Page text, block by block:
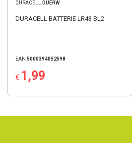
DURACELL DUERW
DURACELL BATTERIE LR43 BL2
EAN 5000394052598
€ 1,99